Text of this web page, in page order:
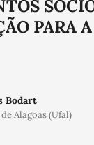
PARA
Bodart
Alagoas (Ufal)